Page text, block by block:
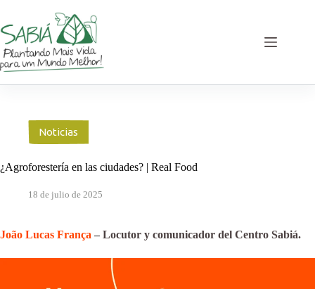
contenido
Noticias
¿Agroforestería en las ciudades? | Real Food
18 de julio de 2025
João Lucas França – Locutor y comunicador del Centro Sabiá.